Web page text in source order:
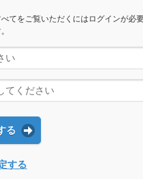
てをご覧いただくにはログインが必
る
する